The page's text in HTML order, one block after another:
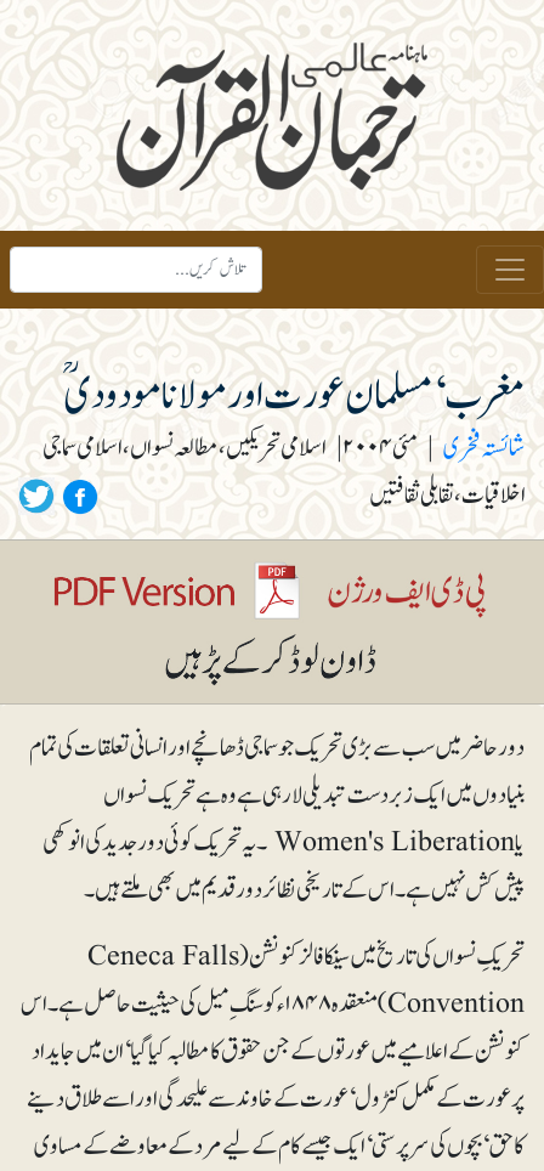
مغرب‘ مسلمان عورت اور مولانا مودودیؒ
شائستہ فخری مئی ۲۰۰۴ | اسلامی تحریکیں، مطالعہ نسواں، اسلامی سماجی
اخلاقیات، تقابلی ثقافتیں
دور حاضر میں سب سے بڑی تحریک جو سماجی ڈھانچے اور انسانی تعلقات کی تمام
بنیادوں میں ایک زبردست تبدیلی لا رہی ہے وہ ہے تحریک نسواں
یا Women's Liberation ۔ یہ تحریک کوئی دور جدید کی انوکھی
پیش کش نہیں ہے۔ اس کے تاریخی نظائر دور قدیم میں بھی ملتے ہیں۔
تحریکِ نسواں کی تاریخ میں سینکافالز کنونشن (Ceneca Falls
Convention) منعقدہ ۱۸۴۸ء کوسنگِ میل کی حیثیت حاصل ہے۔ اس
کنونشن کے اعلامیے میں عورتوں کے جن حقوق کا مطالبہ کیا گیا‘ ان میں جایداد
پر عورت کے مکمل کنٹرول‘ عورت کے خاوند سے علیحدگی اور اسے طلاق دینے
کا حق‘ بچوں کی سرپرستی‘ ایک جیسے کام کے لیے مرد کے معاوضے کے مساوی